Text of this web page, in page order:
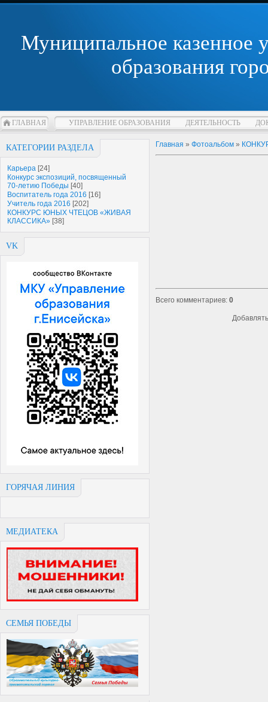
Муниципальное казенное
образования
ГЛАВНАЯ УПРАВЛЕНИЕ ОБРАЗОВАНИЯ ДЕЯТЕЛЬНОСТЬ
КАТЕГОРИИ РАЗДЕЛА
Карьера [24]
Конкурс экспозиций, посвященный
70-летию Победы [40]
Воспитатель года 2016 [16]
Учитель года 2016 [202]
КОНКУРС ЮНЫХ ЧТЕЦОВ «ЖИВАЯ
КЛАССИКА» [38]
VK
ГОРЯЧАЯ ЛИНИЯ
МЕДИАТЕКА
СЕМЬЯ ПОБЕДЫ
Главная » Фотоальбом »
Всего комментариев: 0